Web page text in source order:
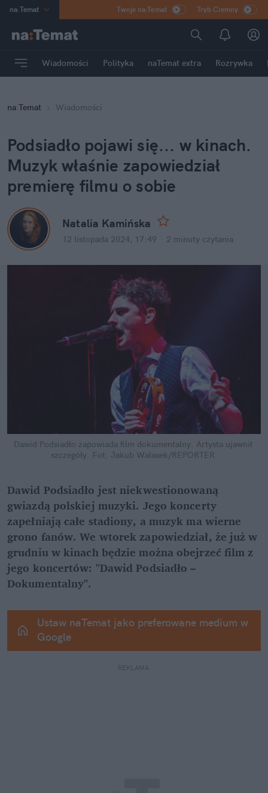
na:Temat
Poland
mama
Rozrywka
Twoje na:Temat Tryb Ciemny
Wiadomości Polityka naTemat extra Rozrywka
na:Temat Wiadomości
Podsiadło pojawi się... w kinach.
Muzyk właśnie zapowiedział
premierę filmu o sobie
Natalia Kamińska
12 listopada 2024, 17:49 2 minuty czytania
Dawid Podsiadło zapowiada film dokumentalny. Artysta ujawnił
szczegóły. Fot. Jakub Walasek/REPORTER
Dawid Podsiadło jest niekwestionowaną
gwiazdą polskiej muzyki. Jego koncerty
zapełniają całe stadiony, a muzyk ma wierne
grono fanów. We wtorek zapowiedział, że już w
grudniu w kinach będzie można obejrzeć film z
jego koncertów: "Dawid Podsiadło –
Dokumentalny".
Ustaw naTemat jako preferowane medium w
Google
REKLAMA